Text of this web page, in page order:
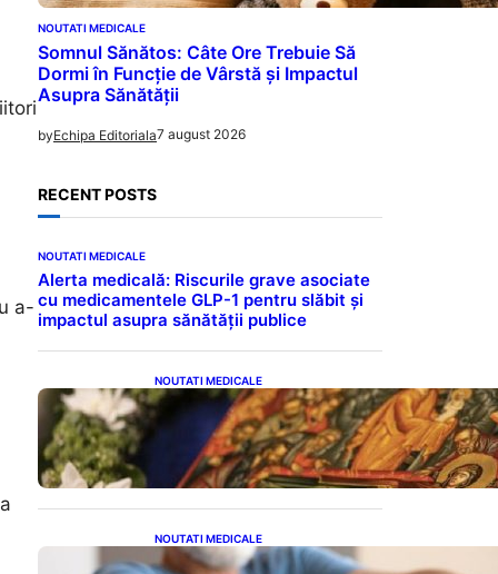
a-
NOUTATI MEDICALE
Somnul Sănătos: Câte Ore Trebuie Să
Dormi în Funcție de Vârstă și Impactul
Asupra Sănătății
byEchipa Editoriala7 august 2026
RECENT POSTS
NOUTATI MEDICALE
Alerta medicală: Riscurile grave asociate
cu medicamentele GLP-1 pentru slăbit și
impactul asupra sănătății publice
NOUTATI MEDICALE
Postul Adormirii Maicii
Domnului: Tradiții,
Superstiții și Implicații
Spiritualitate în 2026
NOUTATI MEDICALE
Îmbunătățirea sănătății